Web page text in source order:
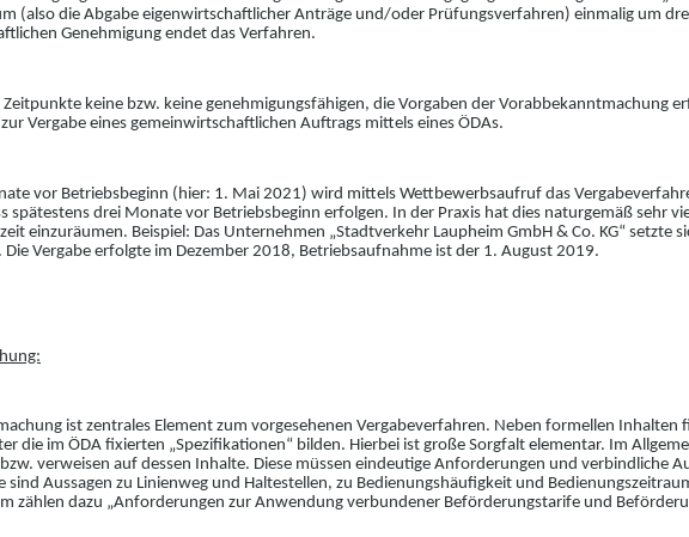
(also die Abgabe eigenwirtschaftlicher Anträge und/oder Prüfungsverfahren) einmalig um
Genehmigung endet das Verfahren.
Zeitpunkte keine bzw. keine genehmigungsfähigen, die Vorgaben der Vorabbekanntmachung
Vergabe eines gemeinwirtschaftlichen Auftrags mittels eines ÖDAs.
vor Betriebsbeginn (hier: 1. Mai 2021) wird mittels Wettbewerbsaufruf das
spätestens drei Monate vor Betriebsbeginn erfolgen. In der Praxis hat dies naturgemäß sehr
einzuräumen. Beispiel: Das Unternehmen „Stadtverkehr Laupheim GmbH & Co. KG“ setzte
Die Vergabe erfolgte im Dezember 2018, Betriebsaufnahme ist der 1. August 2019.
ist zentrales Element zum vorgesehenen Vergabeverfahren. Neben formellen Inhalten
die im ÖDA fixierten „Spezifikationen“ bilden. Hierbei ist große Sorgfalt elementar. Im
verweisen auf dessen Inhalte. Diese müssen eindeutige Anforderungen und verbindliche
sind Aussagen zu Linienweg und Haltestellen, zu Bedienungshäufigkeit und
zählen dazu „Anforderungen zur Anwendung verbundener Beförderungstarife und